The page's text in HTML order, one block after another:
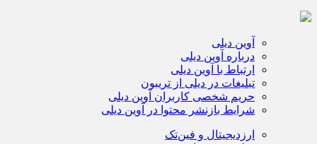
آوین دیلی
درباره آوین دیلی
ارتباط با آوین دیلی
تبلیغات در دیلی از تریبون
حریم شخصی کاربران آوین دیلی
شرایط بازنشر محتوا در آوین دیلی
ارزدیجیتال و فین‌تک